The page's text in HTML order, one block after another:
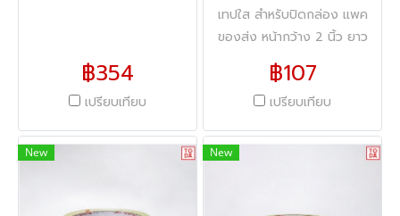
฿354
เปรียบเทียบ
เทปใส สำหรับปิดกล่อง แพค
ของส่ง หน้ากว้าง 2 นิ้ว ยาว
100หลา 40 ไมครอน
฿107
เปรียบเทียบ
New New